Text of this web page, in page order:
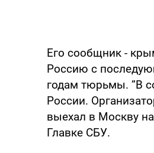
Его сообщник -
Россию с
годам тюрьмы. ”В
России.
выехал в Москву
Главке СБУ.